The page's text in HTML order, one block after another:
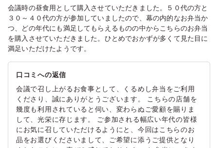
会議時の昼食用として購入させていただきました。５０代の方と
３０～４０代の方が参加していましたので、幕の内的なお弁当か
つ、どの年代にも満足してもらえるものの中からこちらのお弁当
を購入させていただきました。ひとめでおかずが多くて見た目に
満足いただけたようです。
口コミへの返信
会議で召し上がるお食事として、くるめし弁当をご利用
くださり、誠にありがとうございます。 こちらの店舗を
幾度も利用されていると伺い、変わらぬご愛顧を賜りま
して、光栄に存じます。 ご参加される幅広い年代の皆様
にお気に召していただけるようにと、今回はこちらのお
品をお選びくださいまして、ご希望に添うご提供となり